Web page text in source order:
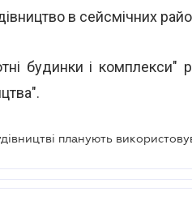
в сейсмічних
будинки і комплекси"